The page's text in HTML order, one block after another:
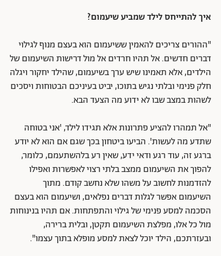
איך להתייחס לילד שמביע שיעמום?
"ההורים צריכים להאמין ששיעמום הוא בעצם מנוף לגילוי
דברים חדשים. אל תהיו חרדים אל מול דרישות השיעמום של
הילדים, אלא תאמינו שיש ערך בשיעמום, שהילד יחקור ויגלה
חלק פנימי ובלתי נגיש בתוכו, יביט בעיניכם הבטוחות ויסכים
לשהות במצב שבו לא ידוע מה הצעד הבא.
"אל תמהרו להציע פתרונות אלא תגידו לילד, 'אני בטוחה
שתדע מה לעשות'. הביעו ביטחון בכך שגם אם הוא לא יודע
ברגע זה, עוד רגע ודאי ידע, שאין רע בלהשתעמם, כלומר,
להפוך את השיעמום ממצב בלתי רצוי לאפשרות ואפילו
להזדמנות לחשוב על משהו שלא נחשב קודם. מתוך
השיעמום אפשר לגלות דברים נפלאים, ושיעמום הוא בעצם
הסכמה למסע פנימי של גילוי והתפתחות. אם תהיו בנינוחות
מול כל אלו, מפלצת השיעמום תקטן, ובלית ברירה,
ובעזרתכם, הילד יוכל לצאת למסע מופלא בתוך עצמו".